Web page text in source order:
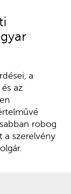
a
az
robog
a szerelvény